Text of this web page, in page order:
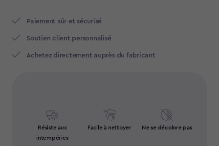
229,49
Paiement sûr et sécurisé
Soutien client personnalisé
Achetez directement auprès du fabricant
Résiste aux
intempéries
Facile à nettoyer Ne se décolore pas